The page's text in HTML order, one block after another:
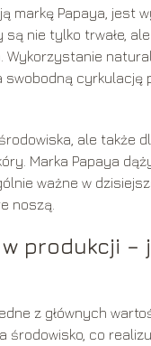
markę Papaya, jest
są nie tylko trwałe,
Wykorzystanie
ale także
Marka Papaya
ważne w
noszą.
produkcji –
z głównych
środowisko, co